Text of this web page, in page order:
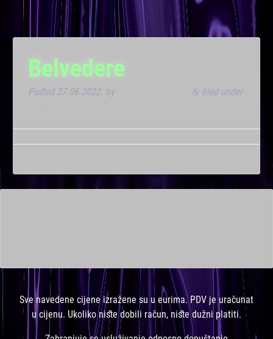
Belvedere
Posted 27.06.2022. by & filed under
.
Sve navedene cijene izražene su u eurima. PDV je uračunat
u cijenu. Ukoliko niste dobili račun, niste dužni platiti.